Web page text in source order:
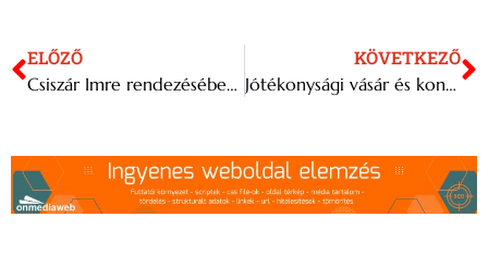
ELŐZŐ
Csiszár Imre rendezésében látható a Máli néni Miskolcon
KÖVETKEZŐ
Jótékonysági vásár és koncertek a Máltai Adventi Kertben